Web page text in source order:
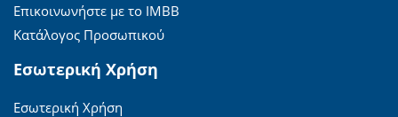
Επικοινωνήστε με το ΙΜΒΒ
Κατάλογος Προσωπικού
Εσωτερική Χρήση
Εσωτερική Χρήση